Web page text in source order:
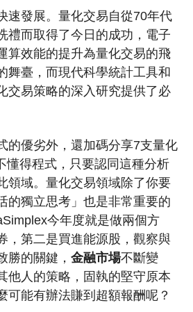
速發展。量化交易自從70年代
禮而取得了今日的成功，電子
算效能的提升為量化交易的飛
舞臺，而現代科學統計工具和
交易策略的深入研究提供了必
的優劣外，還加碼分享7支量化
懂得程式，只要認同這種分析
領域。量化交易領域除了你要
的獨立思考」也是非常重要的
今年度就是做兩個方
，第二是買進能源股，觀察與
勝的關鍵， 金融市場不斷變
他人的策略，固執的堅守原本
可能有辦法賺到超額報酬呢？